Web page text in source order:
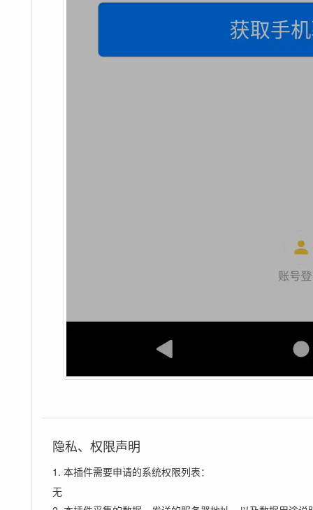
隐私、权限声明
1. 本插件需要申请的系统权限列表：
无